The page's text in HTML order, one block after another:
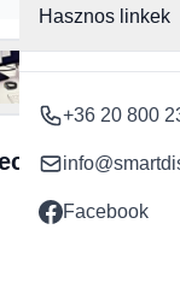
Hasznos linkek
+36 20 800
Facebook
Protect